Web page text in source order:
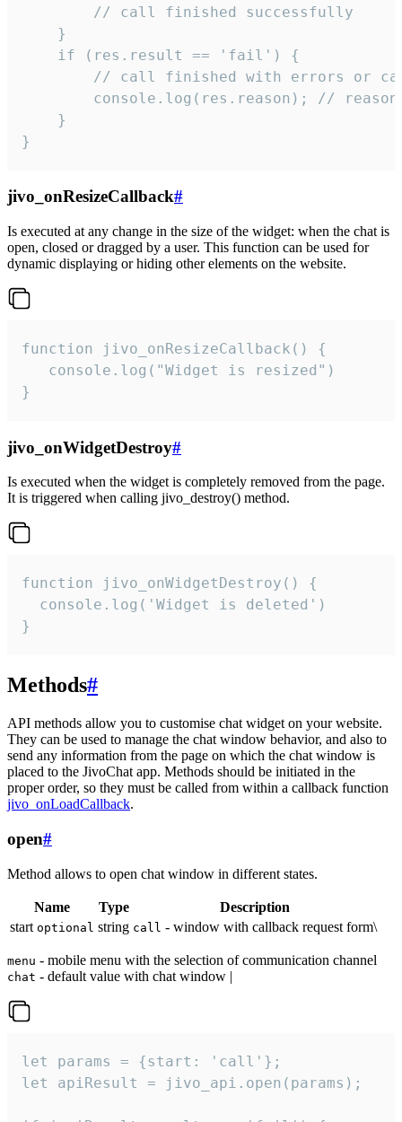
        // call finished successfully
    }
    if (res.result == 'fail') {
// call finished with errors or
console.log(res.reason); //
    }
}
jivo_onResizeCallback#
Is executed at any change in the size of the widget: when the chat is
open, closed or dragged by a user. This function can be used for
dynamic displaying or hiding other elements on the website.
function jivo_onResizeCallback() {
   console.log("Widget is resized")
}
jivo_onWidgetDestroy#
Is executed when the widget is completely removed from the page.
It is triggered when calling jivo_destroy() method.
function jivo_onWidgetDestroy() {
  console.log('Widget is deleted')
}
Methods#
API methods allow you to customise chat widget on your website.
They can be used to manage the chat window behavior, and also to
send any information from the page on which the chat window is
placed to the JivoChat app. Methods should be initiated in the
proper order, so they must be called from within a callback function
jivo_onLoadCallback.
open#
Method allows to open chat window in different states.
Name Type
Description
start optional string call - window with callback request form\
menu - mobile menu with the selection of communication channel
chat - default value with chat window |
let params = {start: 'call'};
let apiResult = jivo_api.open(params);